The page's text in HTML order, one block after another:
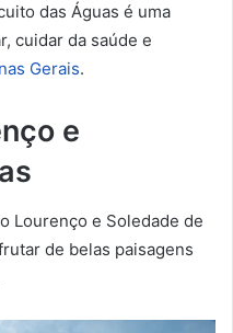
das Águas é uma
cuidar da saúde e
Gerais.
e
Lourenço e Soledade de
de belas paisagens